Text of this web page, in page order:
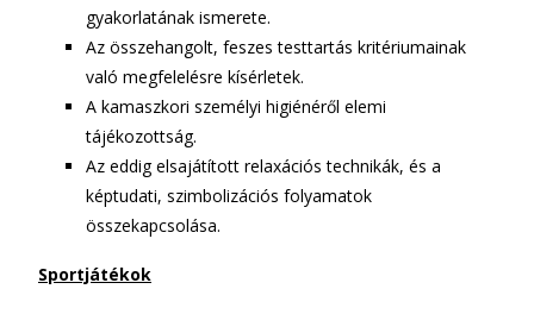
gyakorlatának ismerete.
Az összehangolt, feszes testtartás kritériumainak
való megfelelésre kísérletek.
A kamaszkori személyi higiénéről elemi
tájékozottság.
Az eddig elsajátított relaxációs technikák, és a
képtudati, szimbolizációs folyamatok
összekapcsolása.
Sportjátékok